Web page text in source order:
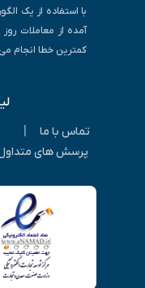
با استفاده از یک
آمده از معاملات روز
کمترین خطا انجام
تماس با ما
پرسش های